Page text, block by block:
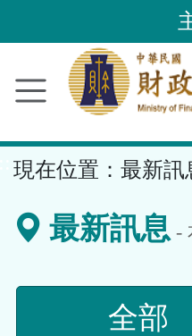
到
要
容
區
現在位置： 最新訊
最新訊息 -
全部